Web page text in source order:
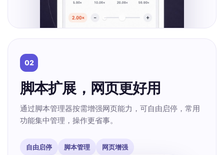
02
脚本扩展，网页更好用
通过脚本管理器按需增强网页能力，可自由启停，常用
功能集中管理，操作更省事。
自由启停 脚本管理 网页增强